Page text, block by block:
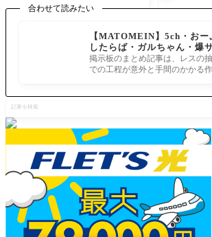
合わせて読みたい
【MATOMEIN】5ch・おー
したらば・ガルちゃん・爆
ホでまとめ記事を作れるア
め記事ができるまで
掲示板のまとめ記事は、レスの
での工程が意外と手間のかかる
を
検
ンが小さ
いという
か